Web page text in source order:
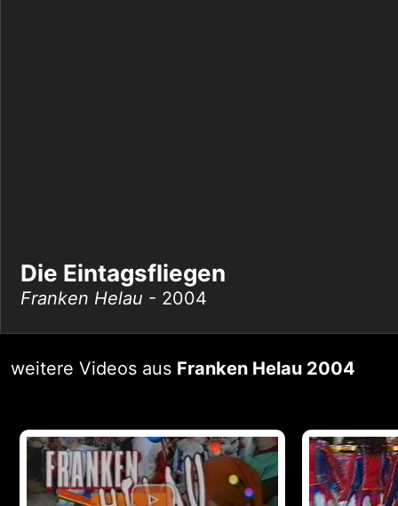
Die Eintagsfliegen
Franken Helau - 2004
weitere Videos aus Franken Helau 2004